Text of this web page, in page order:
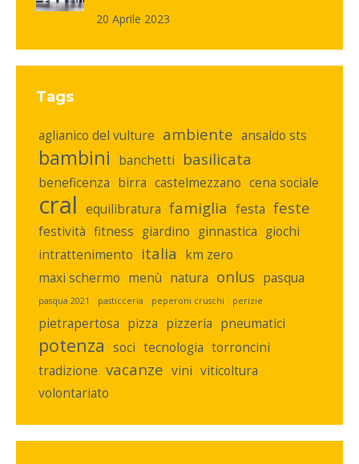
20 Aprile 2023
Tags
aglianico del vulture ambiente ansaldo sts
bambini banchetti basilicata
beneficenza birra castelmezzano cena sociale
cral equilibratura famiglia festa feste
festività fitness giardino ginnastica giochi
intrattenimento italia km zero
maxi schermo menù natura onlus pasqua
pasqua 2021 pasticceria peperoni cruschi perizie
pietrapertosa pizza pizzeria pneumatici
potenza soci tecnologia torroncini
tradizione vacanze vini viticoltura
volontariato